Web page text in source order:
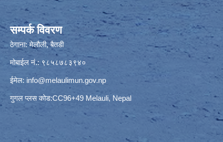
सम्पर्क विवरण
ठेगाना: मेलौली, बैतडी
मोबाईल नं.: ९८५८७८३९४०
ईमेल: info@melaulimun.gov.np
गुगल प्लस कोड:CC96+49 Melauli, Nepal